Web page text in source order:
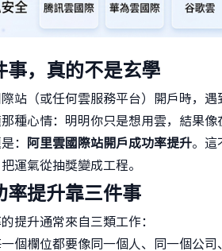
事，真的不是玄學
站（或任何雲服務平台）開戶時，
種心情：明明你只是想用雲，結果像
：
阿里雲國際站開戶成功率提升。這
運氣從抽獎變成工程。
率提升靠三件事
提升通常來自三類工作：
個欄位都要像同一個人、同一個公司